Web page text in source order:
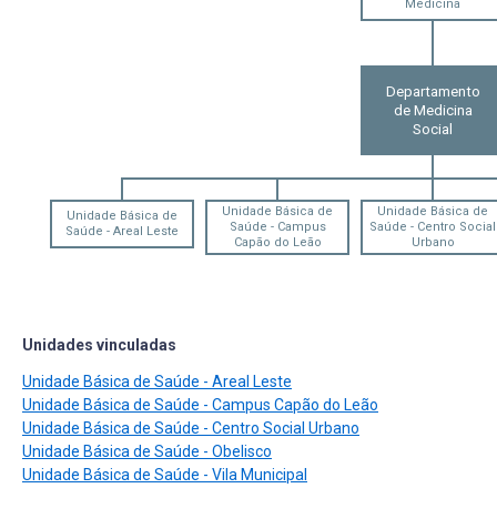
Medicina
Departamento
de Medicina
Social
Unidade Básica de
Saúde - Areal Leste
Unidade Básica de
Saúde - Campus
Capão do Leão
Unidade Básica de
Saúde - Centro Social
Urbano
Unidades vinculadas
Unidade Básica de Saúde - Areal Leste
Unidade Básica de Saúde - Campus Capão do Leão
Unidade Básica de Saúde - Centro Social Urbano
Unidade Básica de Saúde - Obelisco
Unidade Básica de Saúde - Vila Municipal